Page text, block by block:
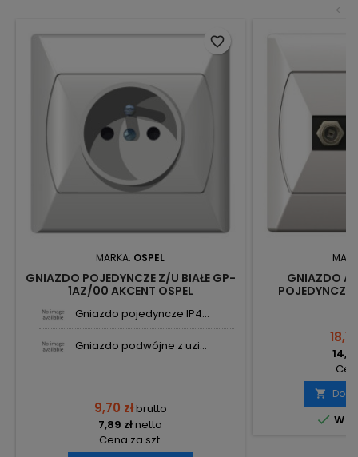
<
MARKA: OSPEL
GNIAZDO POJEDYNCZE Z/U BIAŁE GP-
1AZ/00 AKCENT OSPEL
Gniazdo pojedyncze IP4...
Gniazdo podwójne z uzi...
9,70 złbrutto
7,89 złnetto
Cena za szt.
favorite_border
GNIAZDO

 W